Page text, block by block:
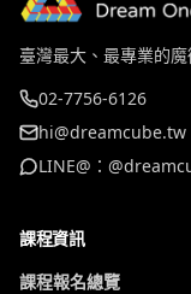
臺灣最大、最專業的
02-7756-6126
hi@dreamcube.tw
LINE@：
課程資訊
課程報名總覽